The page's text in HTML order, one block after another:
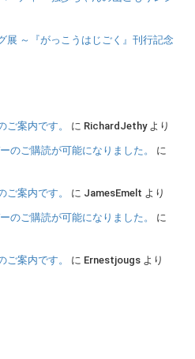
展 ～『がっこうはじごく』刊行記念
案内です。 に RichardJethyより
のご購読が可能になりました。
に
案内です。 に JamesEmelt より
のご購読が可能になりました。
に
案内です。 に Ernestjougs より